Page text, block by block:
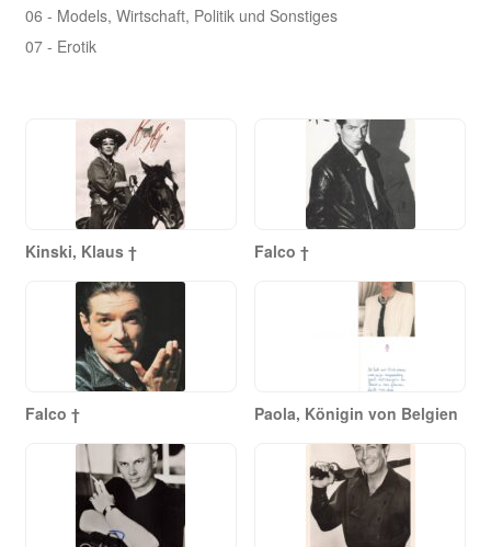
06 - Models, Wirtschaft, Politik und Sonstiges
07 - Erotik
Kinski, Klaus † Falco †
Falco † Paola, Königin von Belgien